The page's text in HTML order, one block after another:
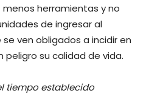
herramientas y no
de ingresar al
ven obligados a incidir en
su calidad de vida.
tiempo establecido